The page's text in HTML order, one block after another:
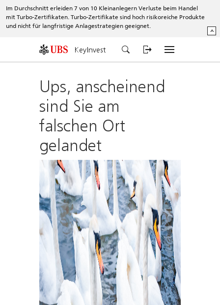
Im Durchschnitt erleiden 7 von 10 Kleinanlegern Verluste beim Handel
mit Turbo-Zertifikaten. Turbo-Zertifikate sind hoch risikoreiche Produkte
und nicht für langfristige Anlagestrategien geeignet.
^
KeyInvest
Ups, anscheinend
sind Sie am
falschen Ort
gelandet